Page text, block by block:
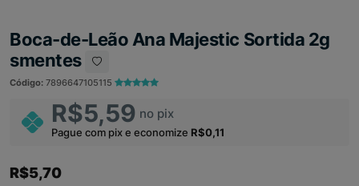
Boca-de-Leão Ana Majestic Sortida 2g
smentes
Código: 7896647105115
R$5,59 no pix
Pague com pix e economize R$0,11
R$5,70